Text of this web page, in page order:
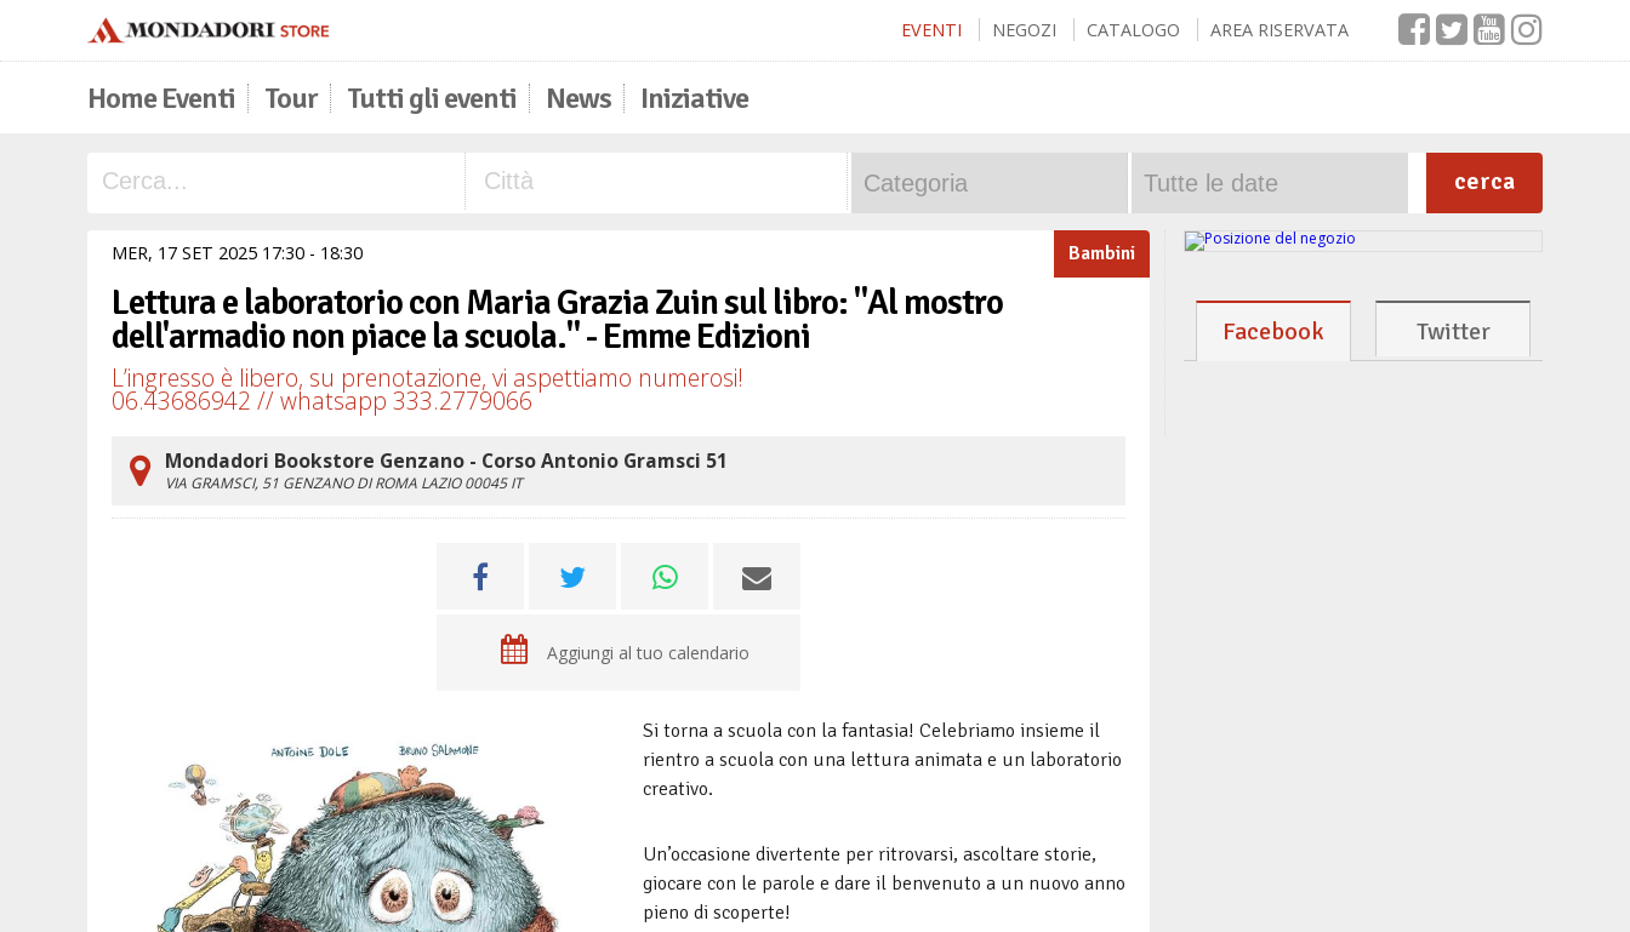
EVENTI NEGOZI CATALOGO AREA RISERVATA
Home Eventi Tour Tutti gli eventi News Iniziative
cerca
Bambini
MER, 17 SET 2025 1730 - 1830
Lettura e laboratorio con Maria Grazia Zuin sul libro: "Al mostro
dell'armadio non piace la scuola." - Emme Edizioni
L’ingresso è libero, su prenotazione, vi aspettiamo numerosi!
06.43686942 // whatsapp 333.2779066
Mondadori Bookstore Genzano - Corso Antonio Gramsci 51
VIA GRAMSCI, 51 GENZANO DI ROMA LAZIO 00045 IT
Aggiungi al tuo calendario
Si torna a scuola con la fantasia! Celebriamo insieme il
rientro a scuola con una lettura animata e un laboratorio
creativo.
Un’occasione divertente per ritrovarsi, ascoltare storie,
giocare con le parole e dare il benvenuto a un nuovo anno
pieno di scoperte!
Facebook Twitter